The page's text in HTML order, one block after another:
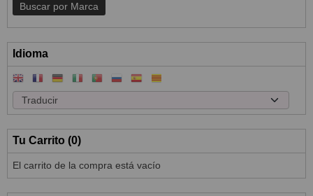
Idioma
Tu Carrito (0)
El carrito de la compra está vacío